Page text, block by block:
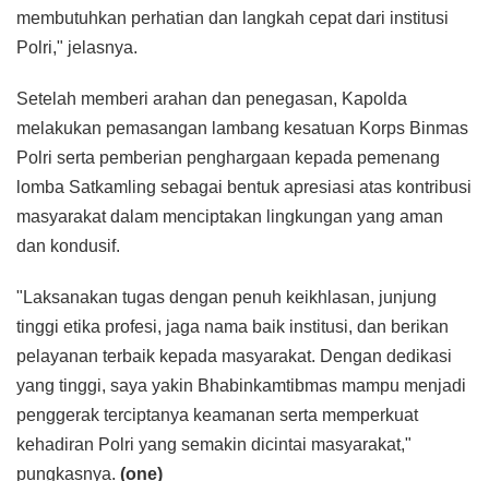
membutuhkan perhatian dan langkah cepat dari institusi
Polri," jelasnya.
Setelah memberi arahan dan penegasan, Kapolda
melakukan pemasangan lambang kesatuan Korps Binmas
Polri serta pemberian penghargaan kepada pemenang
lomba Satkamling sebagai bentuk apresiasi atas kontribusi
masyarakat dalam menciptakan lingkungan yang aman
dan kondusif.
"Laksanakan tugas dengan penuh keikhlasan, junjung
tinggi etika profesi, jaga nama baik institusi, dan berikan
pelayanan terbaik kepada masyarakat. Dengan dedikasi
yang tinggi, saya yakin Bhabinkamtibmas mampu menjadi
penggerak terciptanya keamanan serta memperkuat
kehadiran Polri yang semakin dicintai masyarakat,"
pungkasnya. (one)